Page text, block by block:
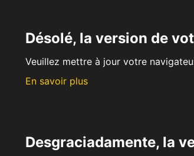
Désolé, la version de
Veuillez mettre à jour votre
En savoir plus
Desgraciadamente, la